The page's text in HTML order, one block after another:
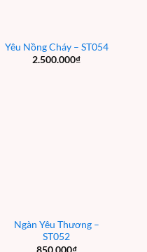
Yêu Nồng Cháy – ST054
2.500.000₫
Ngàn Yêu Thương –
ST052
850.000₫